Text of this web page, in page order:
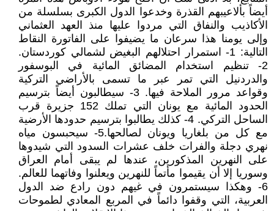
أيضاً بألاعيبهم القذرة وخدعوا الدول الكبرى بسلسلة من
الأكاذيب والنفاق التي مردوا عليها منذ العهد العثماني
وإلى يومنا هذا سرعان ما يضيفوا على الفاتورة النقاط
التالية: 1- استمرار احتلالهم البغيض لشمالي كوردستان.
2- تنظيم استخدام المضائق المائية في البوسفور
والدردنيل التي تمر عبر ما تسمى بالأراضي التركية
وقواعد مرور الملاحة فيها. 3- سيطالبون أيضاً بترسيم
الحدود المائية مع يونان التي تملك 152 جزيرة قرب
الساحل التركي. 4- كذلك يطالبوا بترسيم حدودها الأرضية
مع كل من بلغاريا ويونان لصالحها.5- سيحبسون مياه
نهري دجلة والفرات خلف عشرات السدود التي شيدوها
على النهرين المذكورين، عندها لم يبقى أمام العراق
وسوريا إلا أن يقيموا مأتماً للنهرين ويعلنوا وفاتهما للعالم.
6- وهكذا سيستمرون في غيهم دون رادع ضد الدول
العربية، التي وقفوا دائماً في المربع المعادي لطموحات